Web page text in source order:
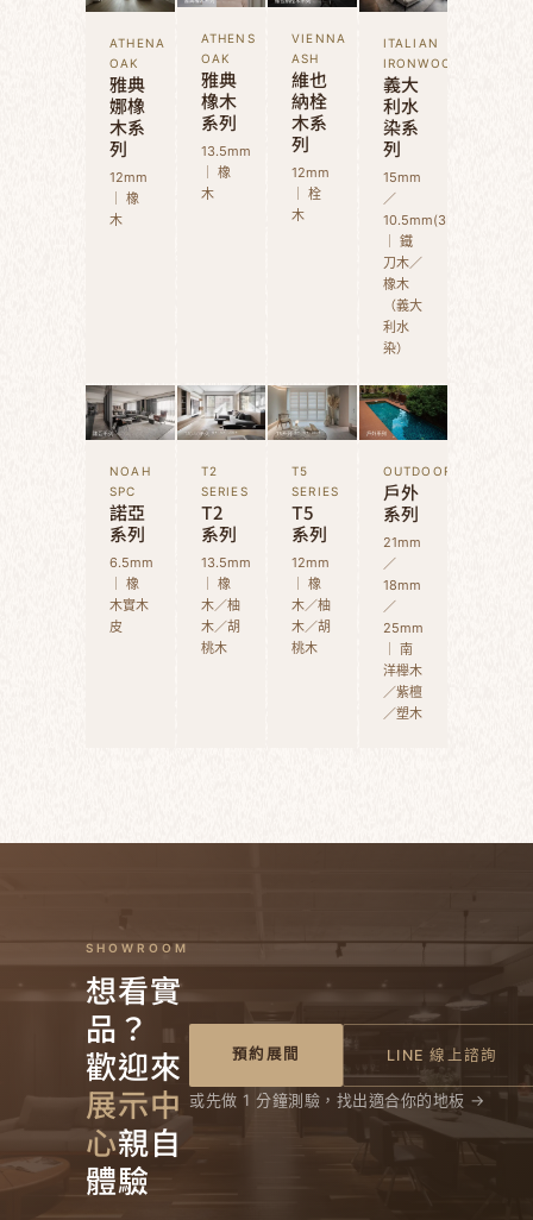
ATHENA
OAK
雅典
娜橡
木系
列
12mm
｜ 橡
木
ATHENS
OAK
雅典
橡木
系列
13.5mm
｜ 橡
木
VIENNA
ASH
維也
納栓
木系
列
12mm
｜ 栓
木
ITALIAN
IRONWOOD
義大
利水
染系
列
15mm
／
10.5mm(3D)
｜ 鐵
刀木／
橡木
（義大
利水
染）
NOAH
SPC
諾亞
系列
6.5mm
｜ 橡
木實木
皮
T2
SERIES
T2
系列
13.5mm
｜ 橡
木／柚
木／胡
桃木
T5
SERIES
T5
系列
12mm
｜ 橡
木／柚
木／胡
桃木
OUTDOOR
戶外
系列
21mm
／
18mm
／
25mm
｜ 南
洋櫸木
／紫檀
／塑木
SHOWROOM
想看實
品？
歡迎來
展示中
心親自
體驗
預約展間 LINE 線上諮詢
或先做 1 分鐘測驗，找出適合你的地板 →